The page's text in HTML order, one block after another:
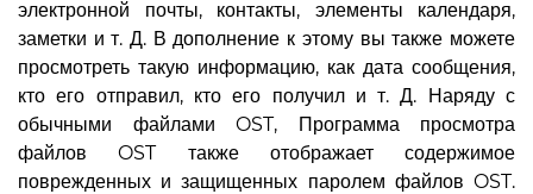
электронной почты, контакты, элементы календаря,
заметки и т. Д. В дополнение к этому вы также можете
просмотреть такую информацию, как дата сообщения,
кто его отправил, кто его получил и т. Д. Наряду с
обычными файлами OST, Программа просмотра
файлов OST также отображает содержимое
поврежденных и защищенных паролем файлов OST.